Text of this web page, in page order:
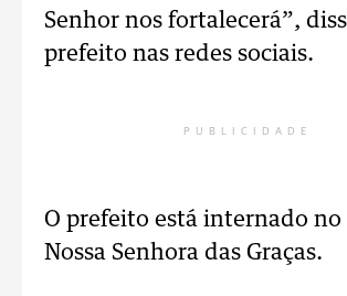
Senhor nos fortalecerá”,
prefeito nas redes sociais.
PUBLICIDADE
O prefeito está internado
Nossa Senhora das Graças.